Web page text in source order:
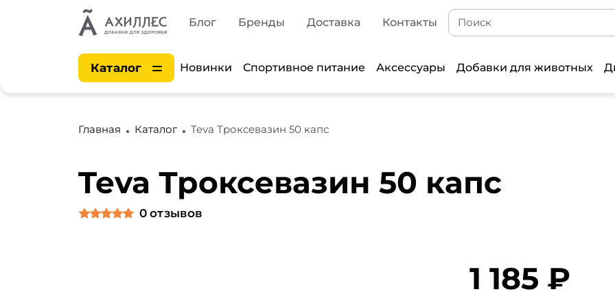
Блог Бренды Доставка Контакты
Каталог Новинки Спортивное питание Аксессуары Добавки для животных
Главная Каталог Teva Троксевазин 50 капс
Teva Троксевазин 50 капс
0 отзывов
1 185 ₽